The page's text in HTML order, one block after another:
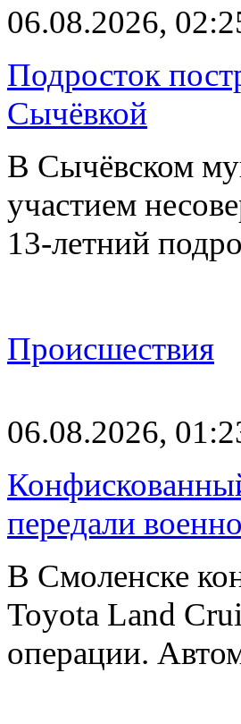
06.08.2026,
Подросток
Сычёвкой
В Сычёвском
участием
13-летний
Происшествия
06.08.2026,
передали
В Смоленске
Toyota Land
операции.